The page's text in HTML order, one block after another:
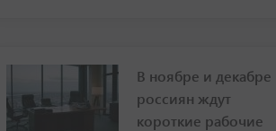
В ноябре и декабре
россиян ждут
короткие рабочие